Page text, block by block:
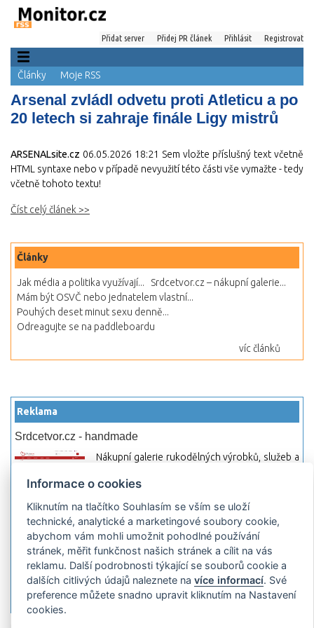
Přidat server Přidej PR článek Přihlásit Registrovat
Články Moje RSS
Arsenal zvládl odvetu proti Atleticu a po
20 letech si zahraje finále Ligy mistrů
ARSENALsite.cz 06.05.2026 18:21 Sem vložte příslušný text včetně
HTML syntaxe nebo v případě nevyužití této části vše vymažte - tedy
včetně tohoto textu!
Číst celý článek >>
Články
Jak média a politika využívají...
Srdcetvor.cz – nákupní galerie...
Mám být OSVČ nebo jednatelem vlastní...
Pouhých deset minut sexu denně...
Odreagujte se na paddleboardu
víc článků
Reklama
Srdcetvor.cz - handmade
Nákupní galerie rukodělných výrobků, služeb a
začít prodávat nebo jen nakupovat.
Hledej-hosting.cz - webhosting, VPS
hosting
Přehled webhostingových, multihosting a VPS
hosting programů s možností jejich
pokročilého vyhledávání a porovnávání.
Najděte si jednoduše vhodný hosting.
Informace o cookies
Kliknutím na tlačítko Souhlasím se vším se uloží
technické, analytické a marketingové soubory cookie,
abychom vám mohli umožnit pohodlné používání
stránek, měřit funkčnost našich stránek a cílit na vás
reklamu. Další podrobnosti týkající se souborů cookie a
dalších citlivých údajů naleznete navíce informací. Své
preference můžete snadno upravit kliknutím na Nastavení
cookies.